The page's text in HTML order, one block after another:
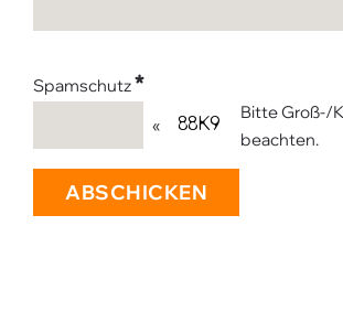
Spamschutz*
«
Bitte Groß-/
beachten.